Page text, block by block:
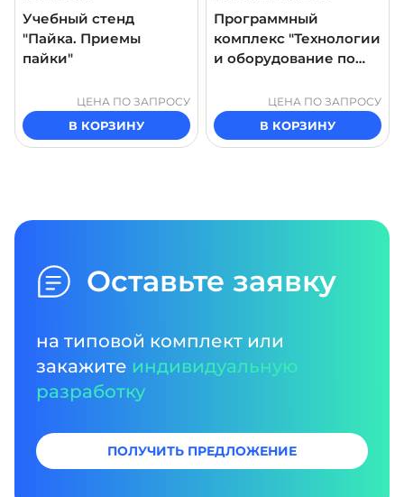
Учебный стенд
"Пайка. Приемы
пайки"
ЦЕНА ПО ЗАПРОСУ
В КОРЗИНУ
Программный
комплекс "Технологии
и оборудование по
трансформаторов"
ЦЕНА ПО ЗАПРОСУ
В КОРЗИНУ
Оставьте заявку
на типовой комплект или
закажите индивидуальную
разработку
ПОЛУЧИТЬ ПРЕДЛОЖЕНИЕ